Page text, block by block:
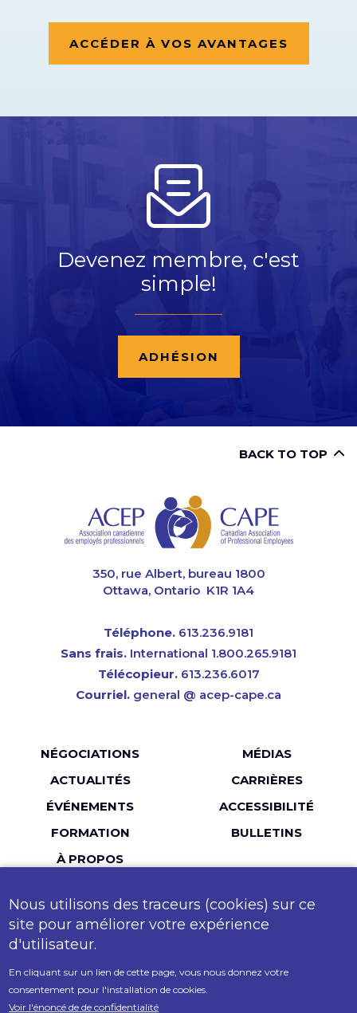
Nous utilisons des traceurs (cookies) sur ce
site pour améliorer votre expérience
d'utilisateur.
En cliquant sur un lien de cette page, vous nous donnez votre
consentement pour l'installation de cookies.
Voir l'énoncé de de confidentialité
ACCÉDER À VOS AVANTAGES
Devenez membre, c'est
simple!
ADHÉSION
BACK TO TOP
350, rue Albert, bureau 1800
Ottawa, Ontario K1R 1A4
Téléphone. 613.236.9181
Sans frais. International 1.800.265.9181
Télécopieur. 613.236.6017
Courriel. general @ acep-cape.ca
Menu
Pied
page
NÉGOCIATIONS
ACTUALITÉS
ÉVÉNEMENTS
FORMATION
À PROPOS
MÉDIAS
CARRIÈRES
ACCESSIBILITÉ
BULLETINS
LinkedInFacebookTwitterYouTube
© 2026 ACEP-CAPE. Tous droits réservés.